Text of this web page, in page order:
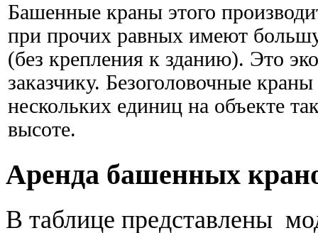
Башенные краны этого
при прочих равных имеют
(без крепления к зданию). Это
заказчику. Безоголовочные
нескольких единиц на объекте
высоте.
Аренда башенных
В таблице представлены